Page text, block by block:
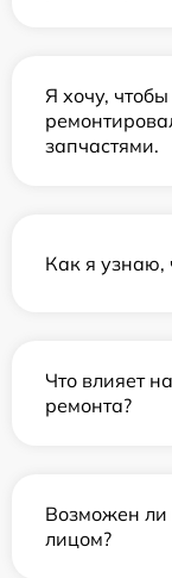
Я хочу,
запчастями.
Как я узнаю,
Что влияет
ремонта?
Возможен ли
лицом?